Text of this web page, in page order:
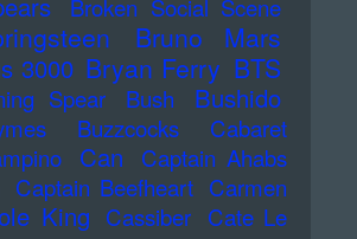
Broken Social Scene
Bruno Mars
3000 Bryan Ferry BTS
Spear Bush Bushido
Buzzcocks
Cabaret
Can
Captain Ahabs
Captain Beefheart Carmen
King Cassiber Cate Le